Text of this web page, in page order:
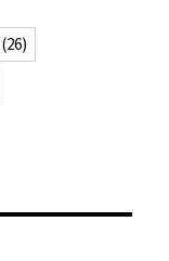
(26)